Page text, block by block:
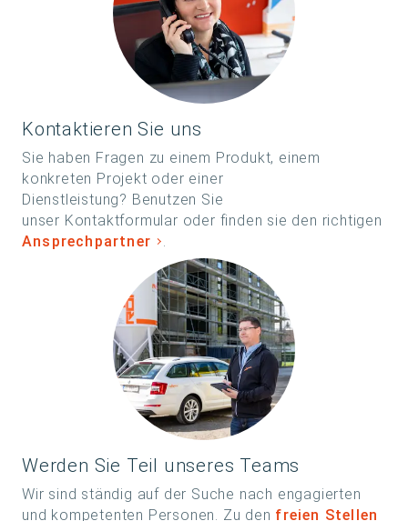
Kontaktieren Sie uns
Sie haben Fragen zu einem Produkt, einem
konkreten Projekt oder einer
Dienstleistung? Benutzen Sie
unser Kontaktformular oder finden sie den richtigen
Ansprechpartner
Werden Sie Teil unseres Teams
Wir sind ständig auf der Suche nach engagierten
und kompetenten Personen. Zu den freien Stellen